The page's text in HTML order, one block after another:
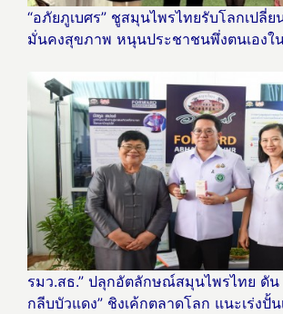
“อภัยภูเบศร” ชูสมุนไพรไทยรับโลกเปลี่ย
มั่นคงสุขภาพ หนุนประชาชนพึ่งตนเองใ
รมว.สธ.” ปลุกอัตลักษณ์สมุนไพรไทย ดัน
กลีบบัวแดง” ชิงเค้กตลาดโลก แนะเร่งปั้น